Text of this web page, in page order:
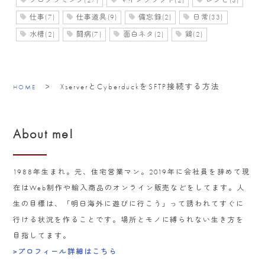
仕事(7) 仕事道具(9) 備忘録(2) 日常(33)
水槽(2) 闘病(7) 面白ネタ(2) 鶏(2)
HOME > XserverとCyberduckをSFTP接続する方法
About me!
1988年生まれ。元、住宅営業マン。2019年に会社員を辞めて現
在はWeb制作や輸入商品のオンライン販売などをしてます。人
生の目標は、「明日海外に遊びに行こう」って誘われてすぐに
行ける状況を作ることです。場所とモノに縛られない生き方を
目指してます。
>プロフィール詳細はこちら